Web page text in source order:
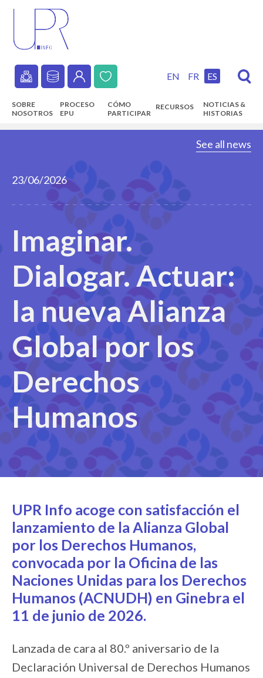
content
Secondary
navigation
EN FR ES
Main
SOBRE
NOSOTROS
PROCESO
EPU
CÓMO
PARTICIPAR
RECURSOS
NOTICIAS &
HISTORIAS
See all news
23/06/2026
Imaginar.
Dialogar. Actuar:
la nueva Alianza
Global por los
Derechos
Humanos
UPR Info acoge con satisfacción el
lanzamiento de la Alianza Global
por los Derechos Humanos,
convocada por la Oficina de las
Naciones Unidas para los Derechos
Humanos (ACNUDH) en Ginebra el
11 de junio de 2026.
Lanzada de cara al 80.º aniversario de la
Declaración Universal de Derechos Humanos